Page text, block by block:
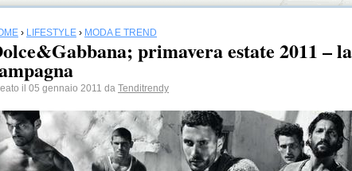
› LIFESTYLE › MODA E TREND
primavera estate 2011 – la
il 05 gennaio 2011 da Tenditrendy